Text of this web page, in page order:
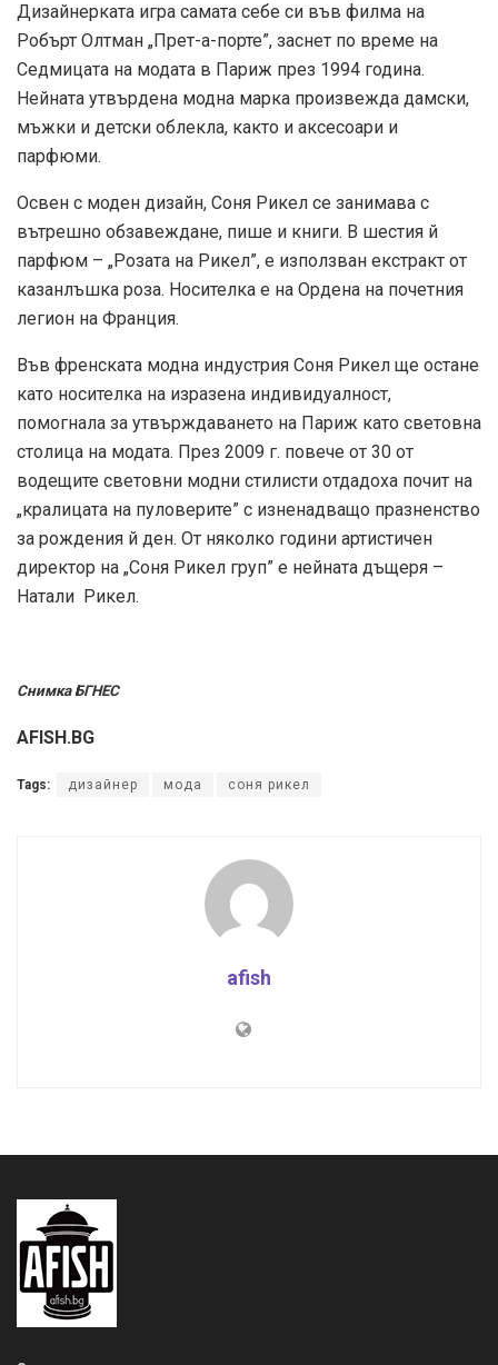
Дизайнерката игра самата себе си във филма на
Робърт Олтман „Прет-а-порте”, заснет по време на
Седмицата на модата в Париж през 1994 година.
Нейната утвърдена модна марка произвежда дамски,
мъжки и детски облекла, както и аксесоари и
парфюми.
Освен с моден дизайн, Соня Рикел се занимава с
вътрешно обзавеждане, пише и книги. В шестия й
парфюм – „Розата на Рикел”, е използван екстракт от
казанлъшка роза. Носителка е на Ордена на почетния
легион на Франция.
Във френската модна индустрия Соня Рикел ще остане
като носителка на изразена индивидуалност,
помогнала за утвърждаването на Париж като световна
столица на модата. През 2009 г. повече от 30 от
водещите световни модни стилисти отдадоха почит на
„кралицата на пуловерите” с изненадващо празненство
за рождения й ден. От няколко години артистичен
директор на „Соня Рикел груп” е нейната дъщеря –
Натали Рикел.
Снимка БГНЕС
AFISH.BG
Tags: дизайнер мода соня рикел
afish